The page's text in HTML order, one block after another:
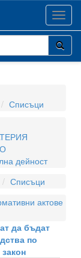
Списъци
дейност
Списъци
актове
да бъдат
по